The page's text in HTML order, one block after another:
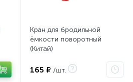
Кран для бродильной
ёмкости поворотный
(Китай)
165 ₽ /шт.